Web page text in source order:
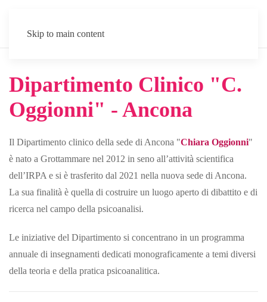
Skip to main content
Dipartimento Clinico "C.
Oggionni" - Ancona
Il Dipartimento clinico della sede di Ancona "Chiara Oggionni"
è nato a Grottammare nel 2012 in seno all’attività scientifica
dell’IRPA e si è trasferito dal 2021 nella nuova sede di Ancona.
La sua finalità è quella di costruire un luogo aperto di dibattito e di
ricerca nel campo della psicoanalisi.
Le iniziative del Dipartimento si concentrano in un programma
annuale di insegnamenti dedicati monograficamente a temi diversi
della teoria e della pratica psicoanalitica.